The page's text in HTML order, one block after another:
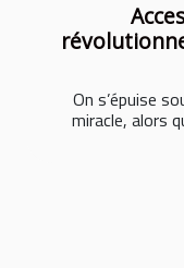
On s’épuise
miracle, alors